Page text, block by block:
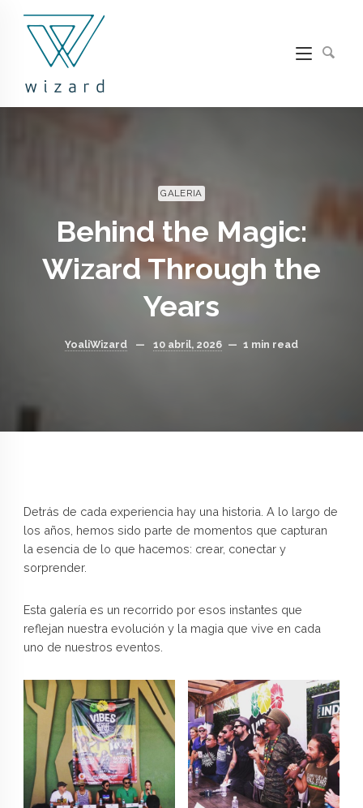
GALERIA
Behind the Magic:
Wizard Through the
Years
YoaliWizard — 10 abril, 2026 — 1 min read
Detrás de cada experiencia hay una historia. A lo largo de
los años, hemos sido parte de momentos que capturan
la esencia de lo que hacemos: crear, conectar y
sorprender.
Esta galería es un recorrido por esos instantes que
reflejan nuestra evolución y la magia que vive en cada
uno de nuestros eventos.